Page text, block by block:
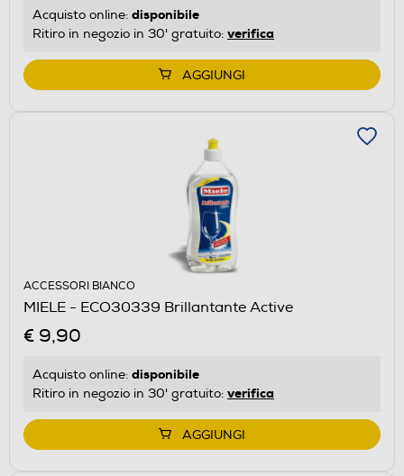
Acquisto online: disponibile
Ritiro in negozio in 30' gratuito: verifica
AGGIUNGI
ACCESSORI BIANCO
MIELE - ECO30339 Brillantante Active
€ 9,90
Acquisto online: disponibile
Ritiro in negozio in 30' gratuito: verifica
AGGIUNGI